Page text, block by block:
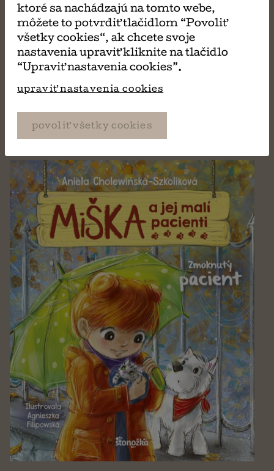
MÔŽE SA VÁM TIEŽ
PÁČIŤ
ktoré sa nachádzajú na tomto webe,
môžete to potvrdiť tlačidlom “Povoliť
všetky cookies“, ak chcete svoje
nastavenia upraviť kliknite na tlačidlo
“Upraviť nastavenia cookies”.
upraviť nastavenia cookies
povoliť všetky cookies